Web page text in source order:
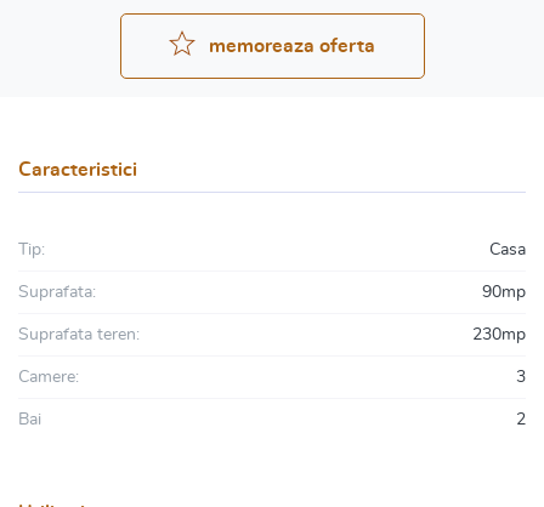
memoreaza oferta
Caracteristici
Tip: Casa
Suprafata: 90mp
Suprafata teren: 230mp
Camere: 3
Bai 2